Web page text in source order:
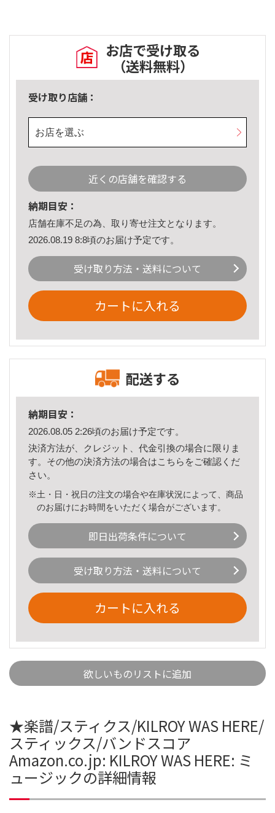
お店で受け取る
（送料無料）
受け取り店舗：
お店を選ぶ
近くの店舗を確認する
納期目安：
店舗在庫不足の為、取り寄せ注文となります。
2026.08.19 8:8頃のお届け予定です。
受け取り方法・送料について
カートに入れる
配送する
納期目安：
2026.08.05 2:26頃のお届け予定です。
決済方法が、クレジット、代金引換の場合に限りま
す。その他の決済方法の場合はこちら をご確認くだ
さい。
※土・日・祝日の注文の場合や在庫状況によって、商品
のお届けにお時間をいただく場合がございます。
即日出荷条件について
受け取り方法・送料について
カートに入れる
欲しいものリストに追加
★楽譜/スティクス/KILROY WAS HERE/
スティックス/バンドスコア
Amazon.co.jp: KILROY WAS HERE: ミ
ュージックの詳細情報